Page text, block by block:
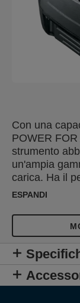
Con una
POWER
strumento
un'ampia
carica. Ha il
autonomia.
effetto
durata alla
tutti gli
numerosi altri
POWER
Gardena,
ESPANDI